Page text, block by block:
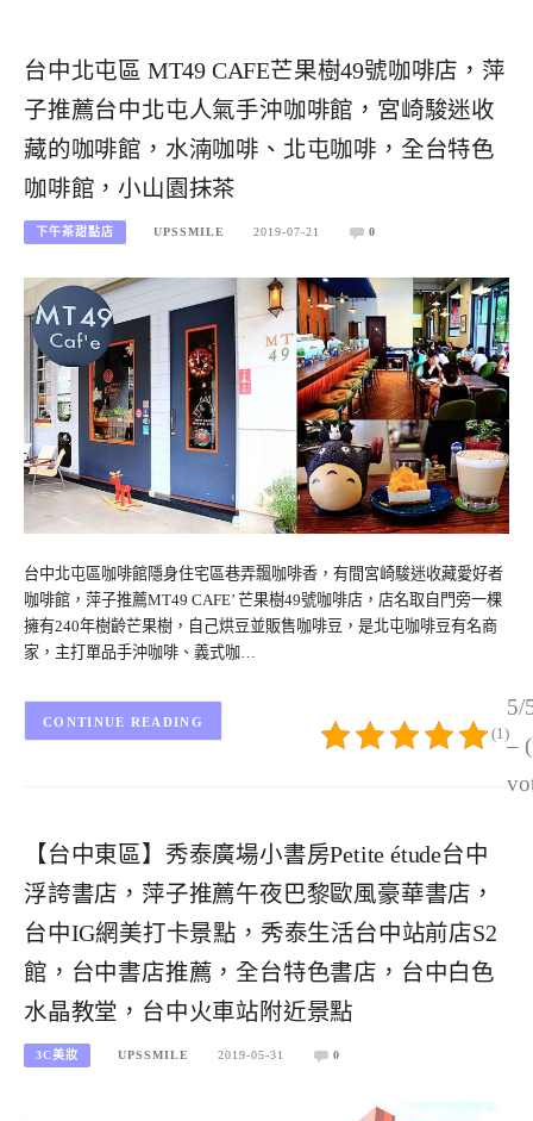
台中北屯區 MT49 CAFE芒果樹49號咖啡店，萍
子推薦台中北屯人氣手沖咖啡館，宮崎駿迷收
藏的咖啡館，水湳咖啡、北屯咖啡，全台特色
咖啡館，小山園抹茶
下午茶甜點店 UPSSMILE 2019-07-21 0
台中北屯區咖啡館隱身住宅區巷弄飄咖啡香，有間宮崎駿迷收藏愛好者
咖啡館，萍子推薦MT49 CAFE’ 芒果樹49號咖啡店，店名取自門旁一棵
擁有240年樹齡芒果樹，自己烘豆並販售咖啡豆，是北屯咖啡豆有名商
家，主打單品手沖咖啡、義式咖…
5/
–
(1)
CONTINUE READING
【台中東區】秀泰廣場小書房Petite étude台中
浮誇書店，萍子推薦午夜巴黎歐風豪華書店，
台中IG網美打卡景點，秀泰生活台中站前店S2
館，台中書店推薦，全台特色書店，台中白色
水晶教堂，台中火車站附近景點
3C美妝 UPSSMILE 2019-05-31 0